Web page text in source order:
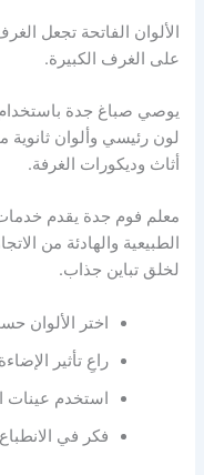
الألوان الفاتحة تجعل
على الغرف الكبيرة.
يوصي صباغ جدة باستخدام
لون رئيسي وألوان ثانوية
أثاث وديكورات الغرفة.
معلم فوم جدة يقدم
الطبيعية والهادئة من
لخلق تباين جذاب.
اختر الألوان
راعِ تأثير
استخدم عينات
فكر في